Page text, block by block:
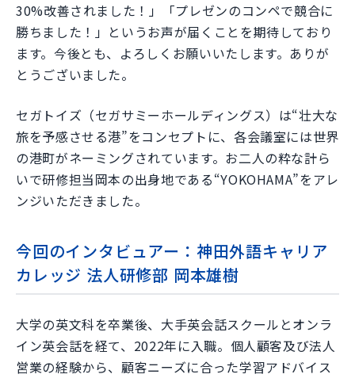
30%改善されました！」「プレゼンのコンペで競合に
勝ちました！」というお声が届くことを期待しており
ます。今後とも、よろしくお願いいたします。ありが
とうございました。
セガトイズ（セガサミーホールディングス）は“壮大な
旅を予感させる港”をコンセプトに、各会議室には世界
の港町がネーミングされています。お二人の粋な計ら
いで研修担当岡本の出身地である“YOKOHAMA”をアレ
ンジいただきました。
今回のインタビュアー：神田外語キャリア
カレッジ 法人研修部 岡本雄樹
大学の英文科を卒業後、大手英会話スクールとオンラ
イン英会話を経て、2022年に入職。個人顧客及び法人
営業の経験から、顧客ニーズに合った学習アドバイス